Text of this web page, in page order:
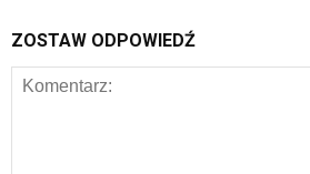
ZOSTAW ODPOWIEDŹ